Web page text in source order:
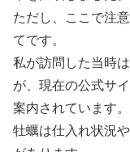
ただし、ここで注
てです。
私が訪問した当時
が、現在の公式サ
案内されています。
牡蠣は仕入れ状況